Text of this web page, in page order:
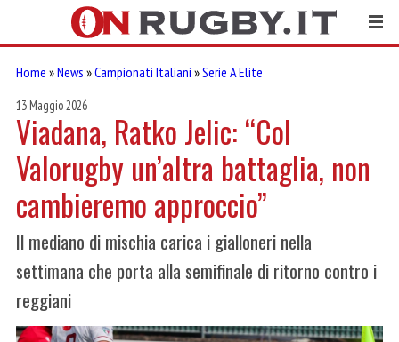
Home »News »Campionati Italiani »Serie A Elite
13 Maggio 2026
Viadana, Ratko Jelic: “Col
Valorugby un’altra battaglia, non
cambieremo approccio”
Il mediano di mischia carica i gialloneri nella
settimana che porta alla semifinale di ritorno contro i
reggiani